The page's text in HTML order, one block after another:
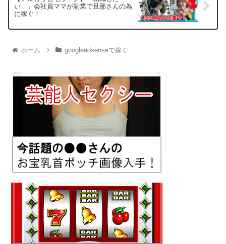
い…」会社員ママが副業で旦那さんの為
に稼ぐ！
ホーム googleadsenseで稼ぐ